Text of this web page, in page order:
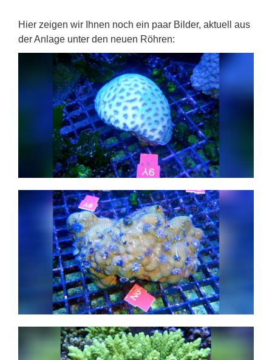
Hier zeigen wir Ihnen noch ein paar Bilder, aktuell aus
der Anlage unter den neuen Röhren: